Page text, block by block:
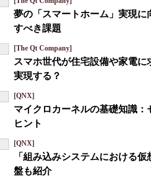
夢の「スマートホーム」実現
すべき課題
[The Qt Company]
スマホ世代が住宅設備や家電
実現する？
[QNX]
マイクロカーネルの基礎知識
ヒント
[QNX]
「組み込みシステムにおける
盤も紹介